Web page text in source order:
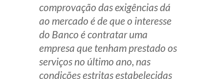
comprovação das exigências dá
ao mercado é de que o interesse
do Banco é contratar uma
empresa que tenham prestado os
serviços no último ano, nas
condições estritas estabelecidas